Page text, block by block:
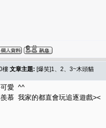
樓 文章主題: [爆笑]1、2、3~木頭貓
愛 ^^
慕 我家的都直會玩追逐遊戲><